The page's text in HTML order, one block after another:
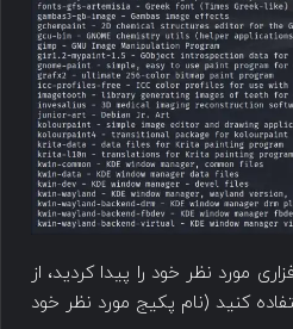
مورد نظر خود را پیدا کردید، از
کنید (نام پکیج مورد نظر خود